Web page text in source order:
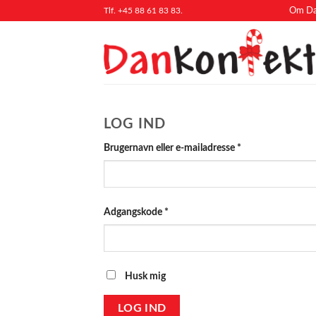
Tlf. +45 88 61 83 83. Om
LOG IND
Brugernavn eller e-mailadresse *
Adgangskode *
Husk mig
LOG IND